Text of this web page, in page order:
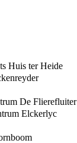
Huis ter Heide
De Flierefluiter
Elckerlyc